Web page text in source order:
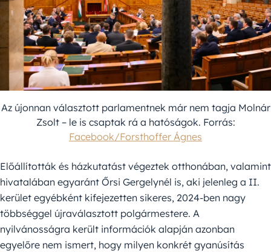
Az újonnan választott parlamentnek már nem tagja Molnár
Zsolt – le is csaptak rá a hatóságok. Forrás:
Facebook/Forsthoffer Ágnes
Előállították és házkutatást végeztek otthonában, valamint
hivatalában egyaránt Őrsi Gergelynél is, aki jelenleg a II.
kerület egyébként kifejezetten sikeres, 2024-ben nagy
többséggel újraválasztott polgármestere. A
nyilvánosságra került információk alapján azonban
egyelőre nem ismert, hogy milyen konkrét gyanúsítás